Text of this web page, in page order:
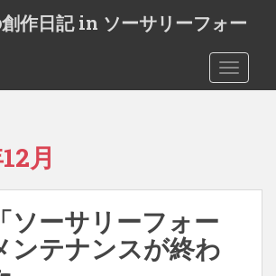
作日記 in ソーサリーフォー
月
ソーサリーフォー
ンテナンスが終わ